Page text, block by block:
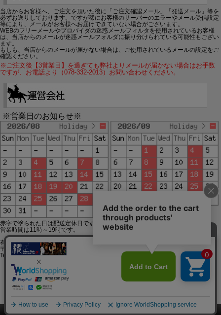
当店からお客様へ、ご注文を頂いた後に「ご注文確認メール」「発送メール」等を
必ずお送りしております。ですが稀にお客様のサーバーのエラーやメール受信設定
等により、メールがお客様へお届けできていない場合がございます。
WEBのフリーメールやプロバイダの迷惑メールフィルタを使用されているお客様
は、当店からのメールが迷惑メールフォルダに振り分けられている可能性もござい
ます。
もしも、当店からのメールが届かない場合は、ご使用されているメールの設定をご
確認ください。
※ご注文後【3営業日】を過ぎても弊社よりメールが届かない場合はお手数
ですが、お電話より（078-332-2013）お問い合わせください。
※営業日のお知らせ※
赤字で塗られた日は配送定休日です。
営業時間は11時～19時です。
有限会社ジップジップ SakuraStyle通販事業部
〒650-0021 神戸市中央区三宮町3-9-19イトウビル1,4F
Tel:078-332-2013 FAX:078-333-6644
SSL/TLSとは?
このページをPC用に切り替え